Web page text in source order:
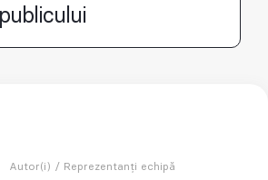
Autor(i) / Reprezentanți echipă